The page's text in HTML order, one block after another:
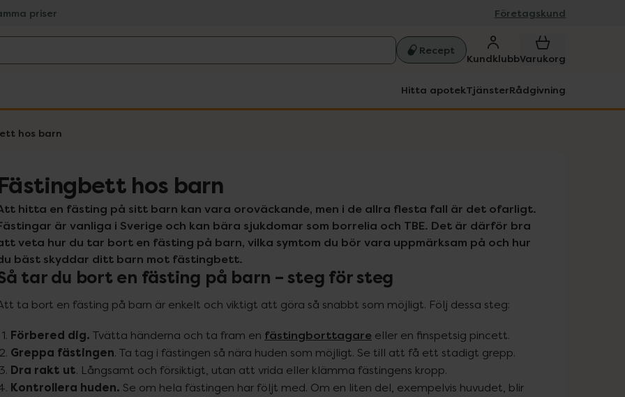
priser Företagskund
Recept
KundklubbVarukorg
Hitta apotekTjänsterRådgivning
hos barn
hos barn
hitta en fästing på sitt barn kan vara oroväckande, men i de allra flesta fall är det ofarligt.
är vanliga i Sverige och kan bära sjukdomar som borrelia och TBE. Det är därför bra
veta hur du tar bort en fästing på barn, vilka symtom du bör vara uppmärksam på och hur
bäst skyddar ditt barn mot fästingbett.
tar du bort en fästing på barn – steg för steg
ta bort en fästing på barn är enkelt och viktigt att göra så snabbt som möjligt. Följ dessa steg:
Förbered dig. Tvätta händerna och ta fram en fästingborttagare eller en finspetsig pincett.
Greppa fästingen. Ta tag i fästingen så nära huden som möjligt. Se till att få ett stadigt grepp.
Dra rakt ut. Långsamt och försiktigt, utan att vrida eller klämma fästingens kropp.
Kontrollera huden. Se om hela fästingen har följt med. Om en liten del, exempelvis huvudet, blir